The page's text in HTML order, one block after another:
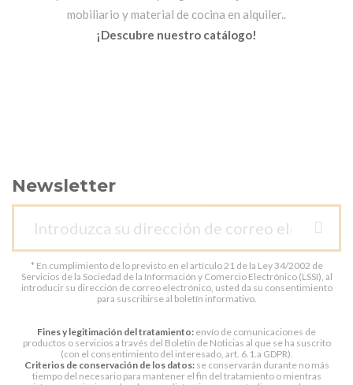
mobiliario y material de cocina en alquiler..
¡Descubre nuestro catálogo!
Newsletter
* En cumplimiento de lo previsto en el artículo 21 de la Ley 34/2002 de
Servicios de la Sociedad de la Información y Comercio Electrónico (LSSI), al
introducir su dirección de correo electrónico, usted da su consentimiento
para suscribirse al boletín informativo.
Fines y legitimación del tratamiento: envío de comunicaciones de
productos o servicios a través del Boletín de Noticias al que se ha suscrito
(con el consentimiento del interesado, art. 6.1.a GDPR).
Criterios de conservación de los datos:se conservarán durante no más
tiempo del necesario para mantener el fin del tratamiento o mientras